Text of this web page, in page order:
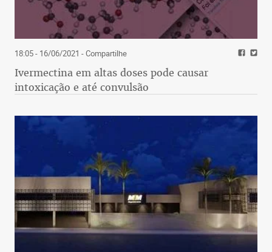
18:05 - 16/06/2021 - Compartilhe
Ivermectina em altas doses pode causar
intoxicação e até convulsão